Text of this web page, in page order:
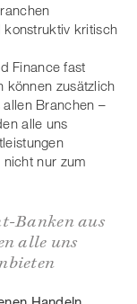
konstruktiv kritisch
Finance fast
können zusätzlich
Branchen –
alle uns
nur zum
Banken aus
alle uns